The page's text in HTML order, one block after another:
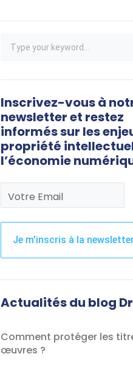
Inscrivez-vous à
newsletter et restez
informés sur les
propriété
l’économie
Votre Email
Je m'inscris à la
champ
devrait
vide
Actualités du blog
Comment protéger les
œuvres ?